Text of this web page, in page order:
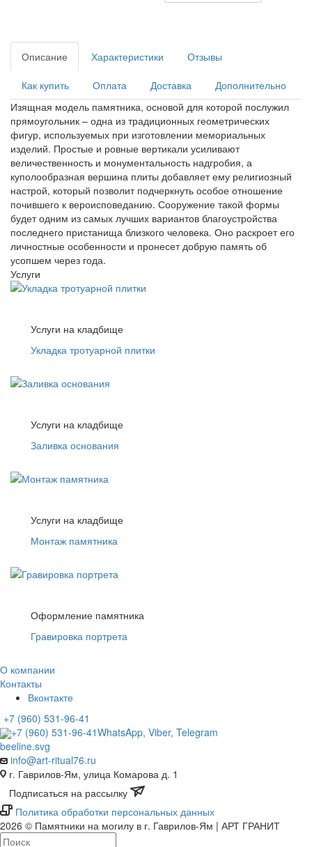
Описание Характеристики Отзывы
Как купить Оплата Доставка
Дополнительно
Изящная модель памятника, основой для которой послужил
прямоугольник – одна из традиционных геометрических
фигур, используемых при изготовлении мемориальных
изделий. Простые и ровные вертикали усиливают
величественность и монументальность надгробия, а
куполообразная вершина плиты добавляет ему религиозный
настрой, который позволит подчеркнуть особое отношение
почившего к вероисповеданию. Сооружение такой формы
будет одним из самых лучших вариантов благоустройства
последнего пристанища близкого человека. Оно раскроет его
личностные особенности и пронесет добрую память об
усопшем через года.
Услуги
Услуги на кладбище
Укладка тротуарной плитки
Услуги на кладбище
Заливка основания
Услуги на кладбище
Монтаж памятника
Оформление памятника
Гравировка портрета
О компании
Контакты
Вконтакте
+7 (960) 531-96-41
+7 (960) 531-96-41WhatsApp, Viber, Telegram
info@art-ritual76.ru
г. Гаврилов-Ям, улица Комарова д. 1
Подписаться на рассылку
Политика обработки персональных данных
2026 © Памятники на могилу в г. Гаврилов-Ям | АРТ ГРАНИТ